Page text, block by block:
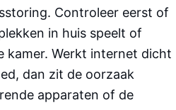
Controleer eerst of
in huis speelt of
kamer. Werkt internet dicht
dan zit de oorzaak
apparaten of de